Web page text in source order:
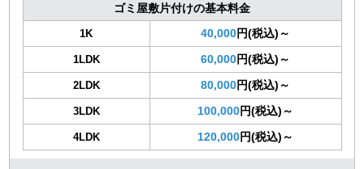
ゴミ屋敷片付けの基本料金
1K 40,000円(税込)～
1LDK 60,000円(税込)～
2LDK 80,000円(税込)～
3LDK 100,000円(税込)～
4LDK 120,000円(税込)～